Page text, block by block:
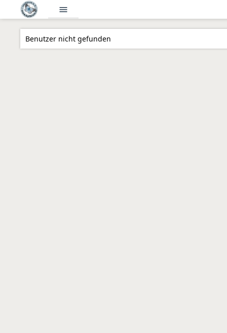
menu
Benutzer nicht gefunden